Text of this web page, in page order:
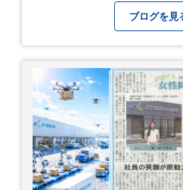
時期を「我慢する期間」か
期間」に変えてくれる、そ
いです！
撮影した記念写真を添付し
今後のご活躍と新しいスタ
しましょう！ チュオンさん
とうございました！
ブログを見